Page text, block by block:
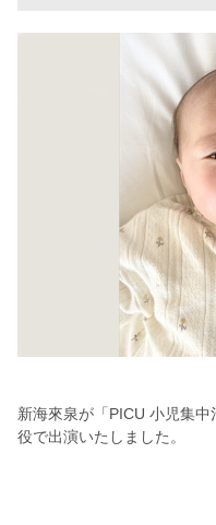
新海來泉が「PICU 小児集
役で出演いたしました。